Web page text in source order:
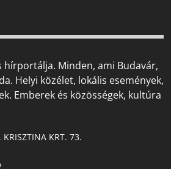
hírportálja. Minden, ami Budavár,
Helyi közélet, lokális események,
Emberek és közösségek, kultúra
KRISZTINA KRT. 73.